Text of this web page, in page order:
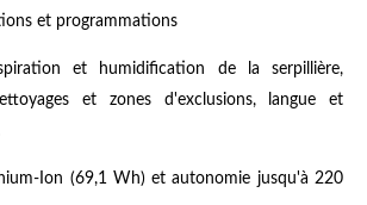
et programmations
et humidification de la serpillière,
et zones d'exclusions, langue et
Ion (69,1 Wh) et autonomie jusqu'à 220